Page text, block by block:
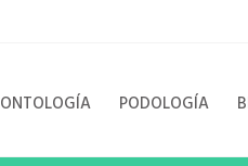
PODOLOGÍA